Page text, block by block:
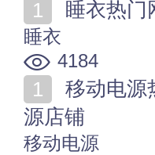
睡衣热门
睡衣
4184
源店铺
移动电源